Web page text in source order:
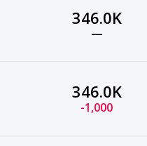
346.0K
—
346.0K
-1,000